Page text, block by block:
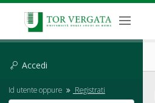
Accedi
Id utente oppure Registrati